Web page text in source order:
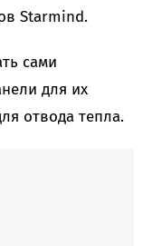
Starmind.
сами
для их
отвода тепла.